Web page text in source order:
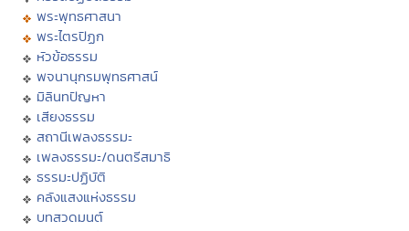
พระพุทธศาสนา
พระไตรปิฏก
หัวข้อธรรม
พจนานุกรมพุทธศาสน์
มิลินทปัญหา
เสียงธรรม
สถานีเพลงธรรมะ
เพลงธรรมะ/ดนตรีสมาธิ
ธรรมะปฏิบัติ
คลังแสงแห่งธรรม
บทสวดมนต์